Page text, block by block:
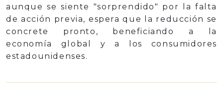
aunque se siente "sorprendido" por la falta
de acción previa, espera que la reducción se
concrete pronto, beneficiando a la
economía global y a los consumidores
estadounidenses.